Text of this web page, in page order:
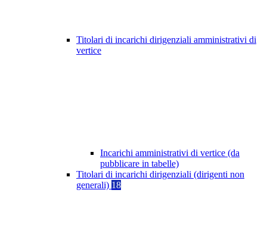
Titolari di incarichi dirigenziali amministrativi di
vertice
Incarichi amministrativi di vertice (da
pubblicare in tabelle)
Titolari di incarichi dirigenziali (dirigenti non
generali) 18